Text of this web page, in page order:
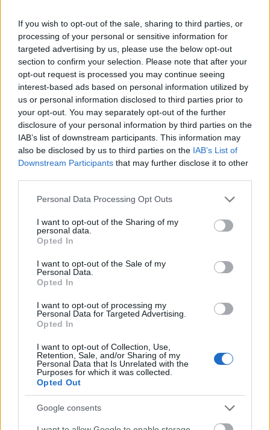
If you wish to opt-out of the sale, sharing to third parties, or
processing of your personal or sensitive information for
targeted advertising by us, please use the below opt-out
section to confirm your selection. Please note that after your
opt-out request is processed you may continue seeing
interest-based ads based on personal information utilized by
us or personal information disclosed to third parties prior to
your opt-out. You may separately opt-out of the further
disclosure of your personal information by third parties on the
IAB’s list of downstream participants. This information may
also be disclosed by us to third parties on the IAB’s List of
Downstream Participants that may further disclose it to other
Please note that this website/app uses one or more Google
not limited to your visit or usage behaviour. You may click to
grant or deny consent to Google and its third-party tags to
use your data for below specified purposes in below Google
consent section.
Personal Data Processing Opt Outs
I want to opt-out of the Sharing of my
personal data.
Opted In
I want to opt-out of the Sale of my
Personal Data.
Opted In
I want to opt-out of processing my
Personal Data for Targeted Advertising.
Opted In
I want to opt-out of Collection, Use,
Retention, Sale, and/or Sharing of my
Personal Data that Is Unrelated with the
Purposes for which it was collected.
Opted Out
Google consents